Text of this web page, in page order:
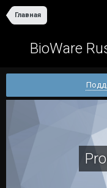
Главная
BioWare